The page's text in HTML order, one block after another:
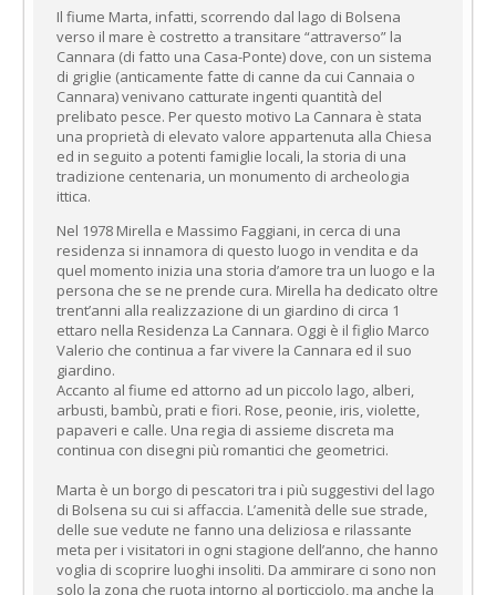
Il fiume Marta, infatti, scorrendo dal lago di Bolsena
verso il mare è costretto a transitare “attraverso” la
Cannara (di fatto una Casa-Ponte) dove, con un sistema
di griglie (anticamente fatte di canne da cui Cannaia o
Cannara) venivano catturate ingenti quantità del
prelibato pesce. Per questo motivo La Cannara è stata
una proprietà di elevato valore appartenuta alla Chiesa
ed in seguito a potenti famiglie locali, la storia di una
tradizione centenaria, un monumento di archeologia
ittica.
Nel 1978 Mirella e Massimo Faggiani, in cerca di una
residenza si innamora di questo luogo in vendita e da
quel momento inizia una storia d’amore tra un luogo e la
persona che se ne prende cura. Mirella ha dedicato oltre
trent’anni alla realizzazione di un giardino di circa 1
ettaro nella Residenza La Cannara. Oggi è il figlio Marco
Valerio che continua a far vivere la Cannara ed il suo
giardino.
Accanto al fiume ed attorno ad un piccolo lago, alberi,
arbusti, bambù, prati e fiori. Rose, peonie, iris, violette,
papaveri e calle. Una regia di assieme discreta ma
continua con disegni più romantici che geometrici.
Marta è un borgo di pescatori tra i più suggestivi del lago
di Bolsena su cui si affaccia. L’amenità delle sue strade,
delle sue vedute ne fanno una deliziosa e rilassante
meta per i visitatori in ogni stagione dell’anno, che hanno
voglia di scoprire luoghi insoliti. Da ammirare ci sono non
solo la zona che ruota intorno al porticciolo, ma anche la